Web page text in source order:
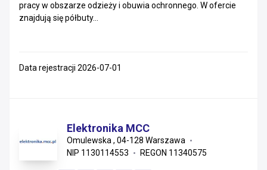
Mazowieckie
Podkarpackie
Lubelskie
pracy w obszarze odzieży i obuwia ochronnego. W ofercie
znajdują się półbuty...
Data rejestracji 2026-07-01
Elektronika MCC
Omulewska , 04-128 Warszawa
NIP 1130114553
REGON 11340575